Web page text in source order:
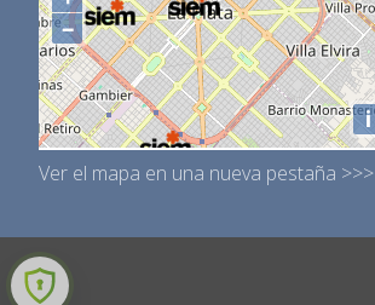
Ver el mapa en una nueva pestaña >>>